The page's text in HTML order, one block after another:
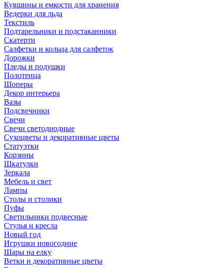
Кувшины и емкости для хранения
Ведерки для льда
Текстиль
Подтарельники и подстаканники
Скатерти
Салфетки и кольца для салфеток
Дорожки
Пледы и подушки
Полотенца
Шоперы
Декор интерьера
Вазы
Подсвечники
Свечи
Свечи светодиодные
Сухоцветы и декоративные цветы
Статуэтки
Корзины
Шкатулки
Зеркала
Мебель и свет
Лампы
Столы и столики
Пуфы
Светильники подвесные
Стулья и кресла
Новый год
Игрушки новогодние
Шары на елку
Ветки и декоративные цветы